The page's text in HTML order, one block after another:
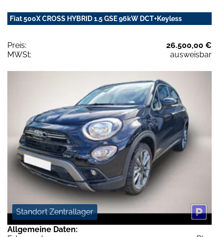
Fiat 500X CROSS HYBRID 1.5 GSE 96kW DCT+Keyless
Preis:
26.500,00 €
MWSt:
ausweisbar
Standort Zentrallager
Allgemeine Daten: